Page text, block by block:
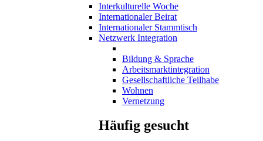
Interkulturelle Woche
Internationaler Beirat
Internationaler Stammtisch
Netzwerk Integration
Bildung & Sprache
Arbeitsmarktintegration
Gesellschaftliche Teilhabe
Wohnen
Vernetzung
Häufig gesucht